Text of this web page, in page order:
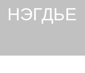
НЭГДЬЕ